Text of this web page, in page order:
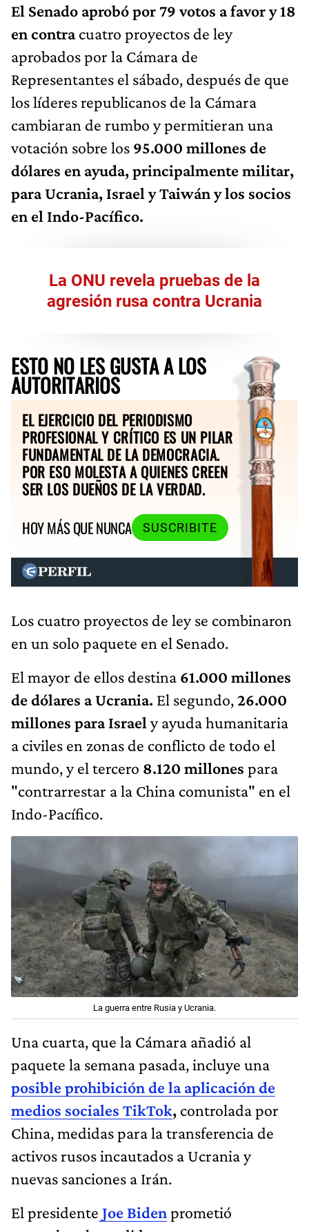
El Senado aprobó por 79 votos a favor y 18
en contracuatro proyectos de ley
aprobados por la Cámara de
Representantes el sábado, después de que
los líderes republicanos de la Cámara
cambiaran de rumbo y permitieran una
votación sobre los 95.000 millones de
dólares en ayuda, principalmente militar,
para Ucrania, Israel y Taiwán y los socios
en el Indo-Pacífico.
La ONU revela pruebas de la
agresión rusa contra Ucrania
ESTO NO LES GUSTA A LOS
AUTORITARIOS
EL EJERCICIO DEL PERIODISMO
PROFESIONAL Y CRÍTICO ES UN PILAR
FUNDAMENTAL DE LA DEMOCRACIA.
POR ESO MOLESTA A QUIENES CREEN
SER LOS DUEÑOS DE LA VERDAD.
HOY MÁS QUE NUNCA
SUSCRIBITE
Los cuatro proyectos de ley se combinaron
en un solo paquete en el Senado.
El mayor de ellos destina 61.000 millones
de dólares a Ucrania. El segundo,26.000
millones para Israel y ayuda humanitaria
a civiles en zonas de conflicto de todo el
mundo, y el tercero 8.120 millones para
"contrarrestar a la China comunista" en el
Indo-Pacífico.
La guerra entre Rusia y Ucrania.
Una cuarta, que la Cámara añadió al
paquete la semana pasada, incluye una
posible prohibición de la aplicación de
medios sociales TikTok, controlada por
China, medidas para la transferencia de
activos rusos incautados a Ucrania y
nuevas sanciones a Irán.
El presidente Joe Bidenprometió